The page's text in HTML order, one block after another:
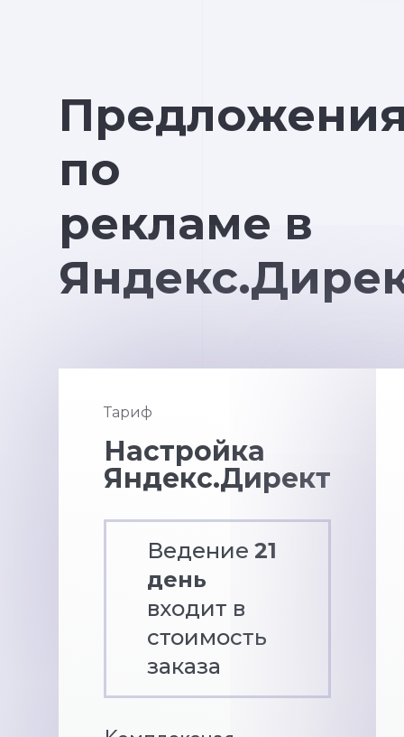
по
рекламе в
Тариф
Настройка
Яндекс.Директ
Ведение 21
день
входит в
стоимость
заказа